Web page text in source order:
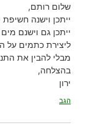
שלום רותם,
ייתכן וישנה
ייתכן גם וישנם
ליצירת כתמים על
מבלי להבין את
בהצלחה,
ירון
הגב